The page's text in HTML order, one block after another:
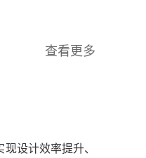
查看更多
设计效率提升、